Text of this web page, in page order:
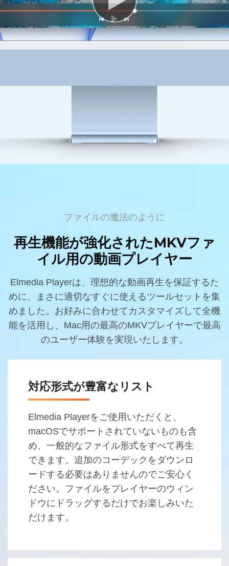
ファイルの魔法のように
再生機能が強化されたMKVファ
イル用の動画プレイヤー
Elmedia Playerは、理想的な動画再生を保証するた
めに、まさに適切なすぐに使えるツールセットを集
めました。お好みに合わせてカスタマイズして全機
能を活用し、Mac用の最高のMKVプレイヤーで最高
のユーザー体験を実現いたします。
対応形式が豊富なリスト
Elmedia Playerをご使用いただくと、
macOSでサポートされていないものも含
め、一般的なファイル形式をすべて再生
できます。追加のコーデックをダウンロ
ードする必要はありませんのでご安心く
ださい。ファイルをプレイヤーのウィン
ドウにドラッグするだけでお楽しみいた
だけます。